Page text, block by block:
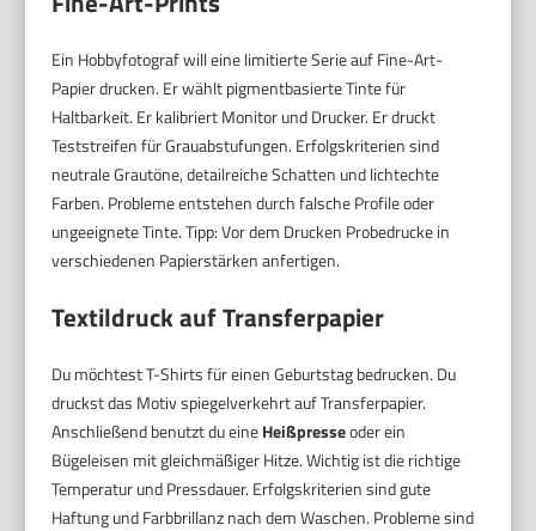
Ein Hobbyfotograf will eine limitierte Serie auf Fine-Art-
Papier drucken. Er wählt pigmentbasierte Tinte für
Haltbarkeit. Er kalibriert Monitor und Drucker. Er druckt
Teststreifen für Grauabstufungen. Erfolgskriterien sind
neutrale Grautöne, detailreiche Schatten und lichtechte
Farben. Probleme entstehen durch falsche Profile oder
ungeeignete Tinte. Tipp: Vor dem Drucken Probedrucke in
verschiedenen Papierstärken anfertigen.
Textildruck auf Transferpapier
Du möchtest T-Shirts für einen Geburtstag bedrucken. Du
druckst das Motiv spiegelverkehrt auf Transferpapier.
Anschließend benutzt du eineHeißpresseoder ein
Bügeleisen mit gleichmäßiger Hitze. Wichtig ist die richtige
Temperatur und Pressdauer. Erfolgskriterien sind gute
Haftung und Farbbrillanz nach dem Waschen. Probleme sind